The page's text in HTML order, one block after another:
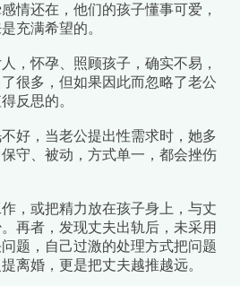
情还在，他们的孩子懂事可爱，
充满希望的。
，怀孕、照顾孩子，确实不易，
很多，但如果因此而忽略了老公
反思的。
好，当老公提出性需求时，她多
守、被动，方式单一，都会挫伤
，或把精力放在孩子身上，与丈
再者，发现丈夫出轨后，未采用
题，自己过激的处理方式把问题
离婚，更是把丈夫越推越远。